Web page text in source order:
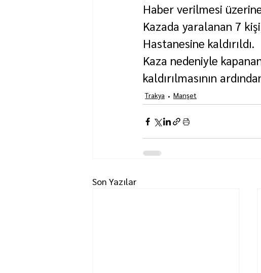
Haber verilmesi
Kazada yaralanan 7
Hastanesine kaldırıldı.
Kaza nedeniyle
kaldırılmasının
Trakya Manşet
Son Yazılar